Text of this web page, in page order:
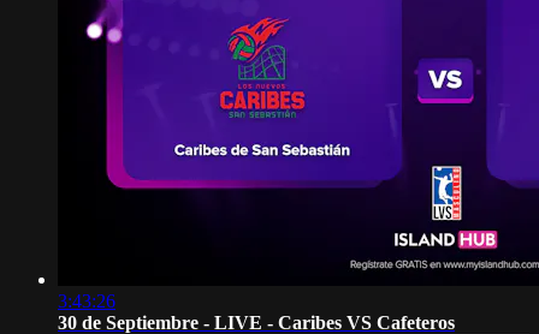
3:43:26
30 de Septiembre - LIVE - Caribes VS Cafeteros